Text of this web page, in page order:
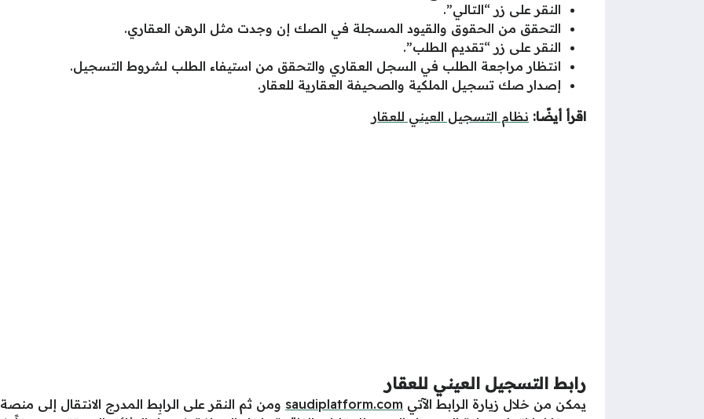
النقر على زر “التالي”.
التحقق من الحقوق والقيود المسجلة في الصك إن وجدت مثل الرهن العقاري.
النقر على زر “تقديم الطلب”.
انتظار مراجعة الطلب في السجل العقاري والتحقق من استيفاء الطلب لشروط التسجيل.
إصدار صك تسجيل الملكية والصحيفة العقارية للعقار.
اقرأ أيضًا: نظام التسجيل العيني للعقار
رابط التسجيل العيني للعقار
يمكن من خلال زيارة الرابط الآتي saudiplatform.com ومن ثم النقر على الرابِط المدرج الانتقال إلى